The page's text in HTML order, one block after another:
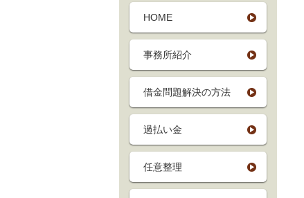
HOME
事務所紹介
借金問題解決の方法
過払い金
任意整理